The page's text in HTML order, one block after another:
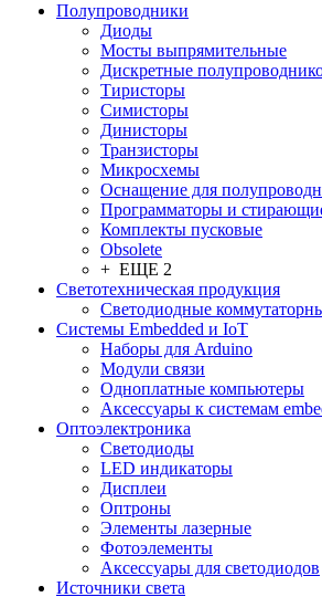
Полупроводники
Диоды
Мосты выпрямительные
Дискретные
Тиристоры
Симисторы
Динисторы
Транзисторы
Микросхемы
Оснащение для
Программаторы и
Комплекты пусковые
Obsolete
+ ЕЩЕ 2
Светотехническая продукция
Светодиодные
Системы Embedded и IoT
Наборы для Arduino
Модули связи
Одноплатные компьютеры
Аксессуары к системам
Oптоэлектроника
Светодиоды
LED индикаторы
Дисплеи
Оптроны
Элементы лазерные
Фотоэлементы
Аксессуары для светодиодов
Источники света